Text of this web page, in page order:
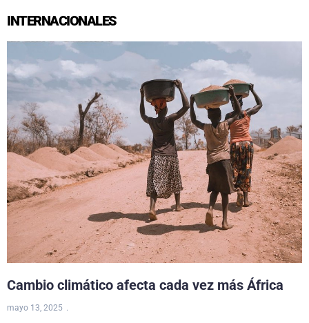
INTERNACIONALES
Cambio climático afecta cada vez más África
mayo 13, 2025